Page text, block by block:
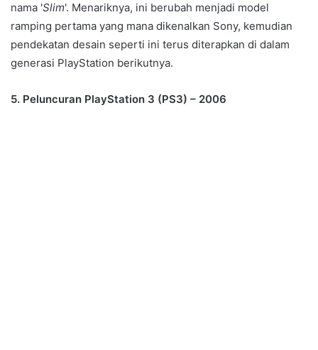
nama 'Slim'. Menariknya, ini berubah menjadi model
ramping pertama yang mana dikenalkan Sony, kemudian
pendekatan desain seperti ini terus diterapkan di dalam
generasi PlayStation berikutnya.
5. Peluncuran PlayStation 3 (PS3) – 2006